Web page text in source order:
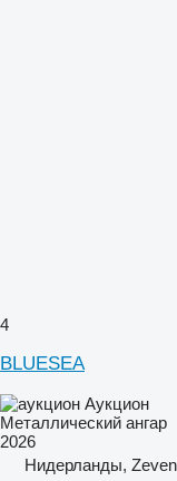
4
BLUESEA
Аукцион
Металлический ангар
2026
Нидерланды,